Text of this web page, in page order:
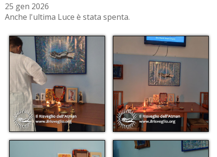
25 gen 2026
Anche l'ultima Luce è stata spenta.